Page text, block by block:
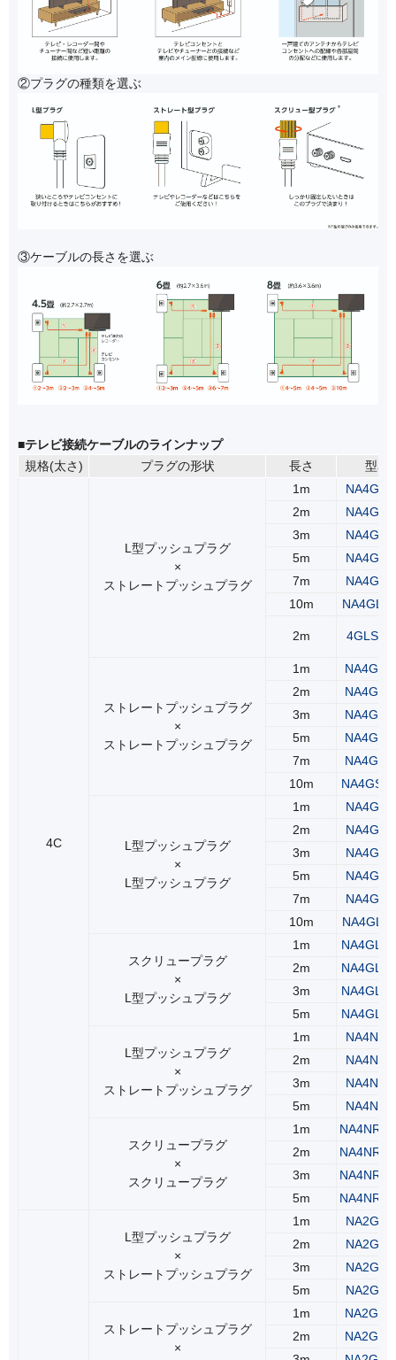
②プラグの種類を選ぶ
③ケーブルの長さを選ぶ
■テレビ接続ケーブルのラインナップ
規格(太さ)
プラグの形状 長さ 型名
4C
L型プッシュプラグ
×
ストレートプッシュプラグ
1m
2m
3m
5m
7m
10m
2m
ストレートプッシュプラグ
×
ストレートプッシュプラグ
1m
2m
3m
5m
7m
10m
L型プッシュプラグ
×
L型プッシュプラグ
1m
2m
3m
5m
7m
10m
スクリュープラグ
×
L型プッシュプラグ
1m
2m
3m
5m
L型プッシュプラグ
×
ストレートプッシュプラグ
1m
2m
3m
5m
スクリュープラグ
×
スクリュープラグ
1m
2m
3m
5m
L型プッシュプラグ
×
ストレートプッシュプラグ
1m
2m
3m
5m
ストレートプッシュプラグ
×
1m
2m